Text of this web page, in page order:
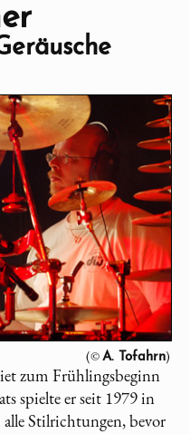
(© A. Tofahrn)
zum Frühlingsbeginn
spielte er seit 1979 in
Stilrichtungen, bevor